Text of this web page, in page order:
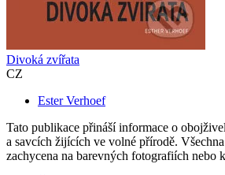
Divoká zvířata
CZ
Ester Verhoef
Tato publikace přináší informace o
a savcích žijících ve volné přírodě.
zachycena na barevných fotografiích nebo